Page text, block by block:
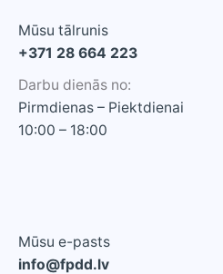
Mūsu tālrunis
+371 28 664 223
Darbu dienās no:
Pirmdienas – Piektdienai
10:00 – 18:00
Mūsu e-pasts
info@fpdd.lv